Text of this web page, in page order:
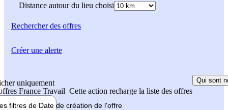
Distance autour du lieu choisi
Rechercherdes offres
uniquement
France Travail Cette action recharge la liste des offres
Qui sont
filtres de Date de création de l'offre
Créer une alerte